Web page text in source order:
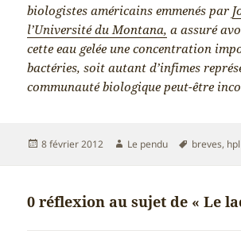
biologistes américains emmenés par
l’Université du Montana, a assuré
cette eau gelée une concentration
bactéries, soit autant d’infimes
communauté biologique peut-être
Publié
8 février 2012 Auteur
Le pendu
Mots-
breves, hpl
0 réflexion au sujet de « Le